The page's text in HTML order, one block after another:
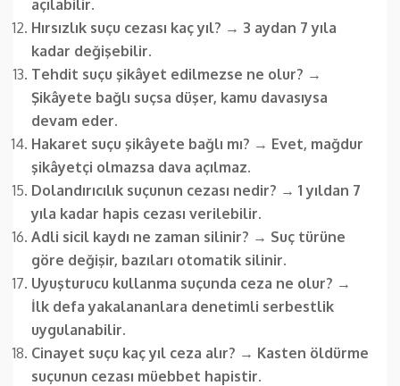
açılabilir.
Hırsızlık suçu cezası kaç yıl? → 3 aydan 7 yıla
kadar değişebilir.
Tehdit suçu şikâyet edilmezse ne olur? →
Şikâyete bağlı suçsa düşer, kamu davasıysa
devam eder.
Hakaret suçu şikâyete bağlı mı? → Evet, mağdur
şikâyetçi olmazsa dava açılmaz.
Dolandırıcılık suçunun cezası nedir? → 1 yıldan 7
yıla kadar hapis cezası verilebilir.
Adli sicil kaydı ne zaman silinir? → Suç türüne
göre değişir, bazıları otomatik silinir.
Uyuşturucu kullanma suçunda ceza ne olur? →
İlk defa yakalananlara denetimli serbestlik
uygulanabilir.
Cinayet suçu kaç yıl ceza alır? → Kasten öldürme
suçunun cezası müebbet hapistir.